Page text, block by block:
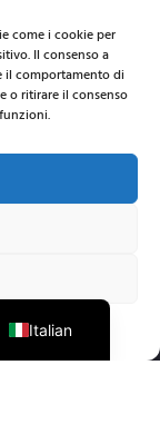
come i cookie per
Il consenso a
il comportamento di
o ritirare il consenso
Italian